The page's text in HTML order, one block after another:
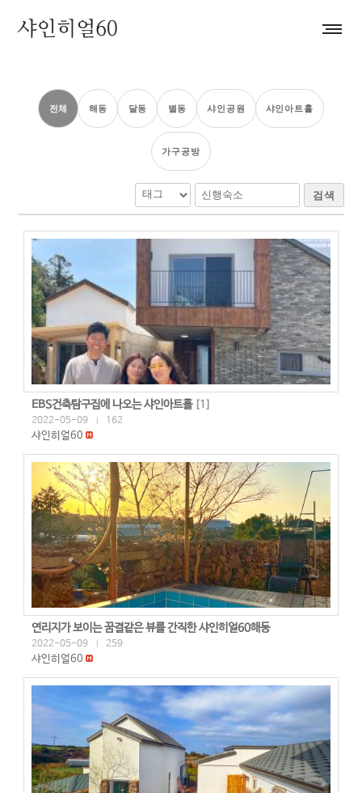
전체 해동 달동 별동 샤인공원 샤인아트홀
가구공방
검색
EBS건축탐구집에 나오는 샤인아트홀[1]
2022-05-09 162
샤인히얼60
연리지가 보이는 꿈결같은 뷰를 간직한 샤인히얼60해동
2022-05-09 259
샤인히얼60